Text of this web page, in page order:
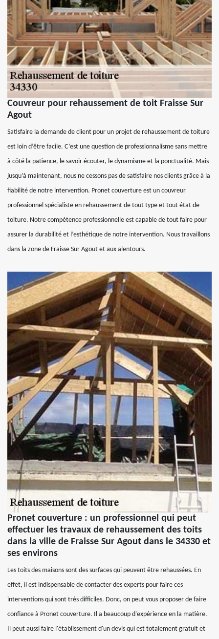
Couvreur pour rehaussement de toit Fraisse Sur
Agout
Satisfaire la demande de client pour un projet de rehaussement de toiture
est loin d’être facile. C’est une question de professionnalisme sans mettre
à côté la patience, le savoir écouter, le dynamisme et la ponctualité. Mais
jusqu’à maintenant, nous ne cessons pas de satisfaire nos clients grâce à la
fiabilité de notre intervention. Pronet couverture est un couvreur
professionnel spécialiste en rehaussement de tout type et tout état de
toiture. Notre compétence professionnelle est capable de tout faire pour
assurer la durabilité et l’esthétique de notre intervention. Nous travaillons
dans la zone de Fraisse Sur Agout et aux alentours.
Pronet couverture : un professionnel qui peut
effectuer les travaux de rehaussement des toits
dans la ville de Fraisse Sur Agout dans le 34330 et
ses environs
Les toits des maisons sont des surfaces qui peuvent être rehaussées. En
effet, il est indispensable de contacter des experts pour faire ces
interventions qui sont très difficiles. Donc, on peut vous proposer de faire
confiance à Pronet couverture. Il a beaucoup d'expérience en la matière.
Il peut aussi faire l'établissement d'un devis qui est totalement gratuit et